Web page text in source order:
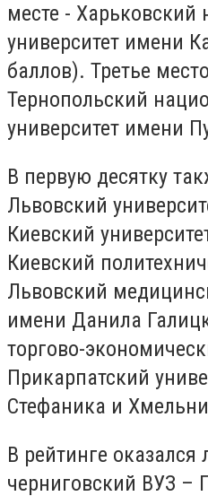
месте -
университет имени
баллов). Третье
Тернопольский
университет имени
В первую десятку
Львовский
Киевский
Киевский
Львовский
имени Данила
торгово-
Прикарпатский
Стефаника и
В рейтинге
черниговский ВУЗ –